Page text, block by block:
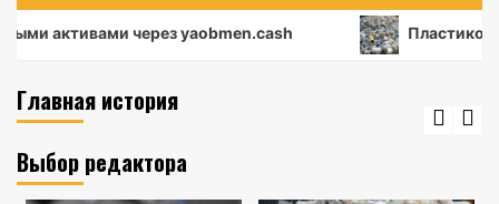
активами через yaobmen.cash Пластиковый
Главная история
Как безопасно работать с цифровыми
fxmoneylab 4 августа 2026
Выбор редактора
Недвижимость
Риски и гарантии при срочном выкупе